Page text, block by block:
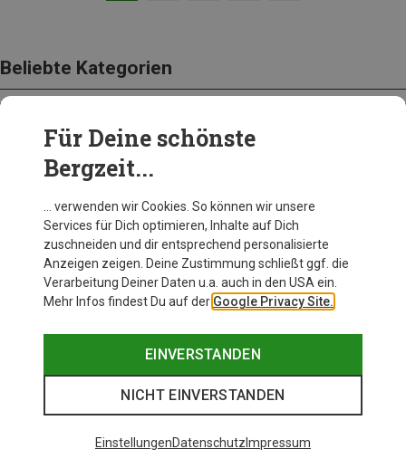
Beliebte Kategorien
BEKLEIDUNG
Für Deine schönste
Bergzeit...
… verwenden wir Cookies. So können wir unsere
Services für Dich optimieren, Inhalte auf Dich
zuschneiden und dir entsprechend personalisierte
Anzeigen zeigen. Deine Zustimmung schließt ggf. die
Verarbeitung Deiner Daten u.a. auch in den USA ein.
Mehr Infos findest Du auf der Google Privacy Site.
EINVERSTANDEN
NICHT EINVERSTANDEN
EinstellungenDatenschutz Impressum